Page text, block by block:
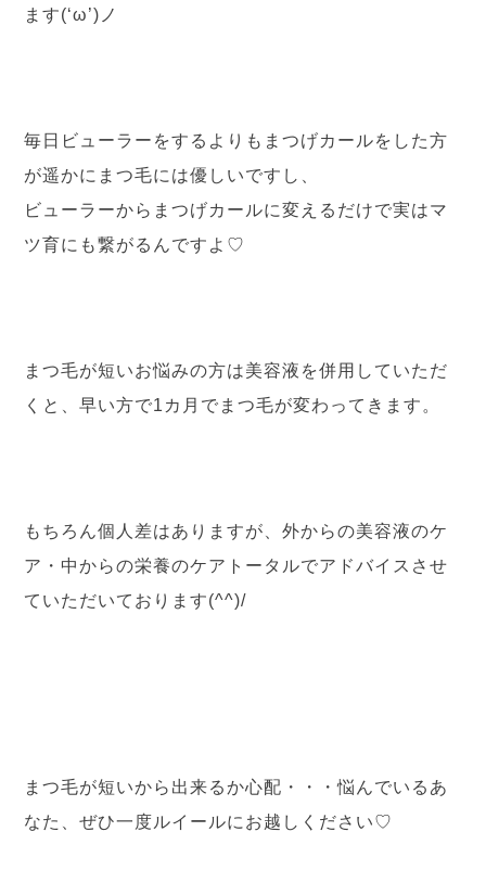
ます(‘ω’)ノ
毎日ビューラーをするよりもまつげカールをした方
が遥かにまつ毛には優しいですし、
ビューラーからまつげカールに変えるだけで実はマ
ツ育にも繋がるんですよ♡
まつ毛が短いお悩みの方は美容液を併用していただ
くと、早い方で1カ月でまつ毛が変わってきます。
もちろん個人差はありますが、外からの美容液のケ
ア・中からの栄養のケアトータルでアドバイスさせ
ていただいております(^^)/
まつ毛が短いから出来るか心配・・・悩んでいるあ
なた、ぜひ一度ルイールにお越しください♡